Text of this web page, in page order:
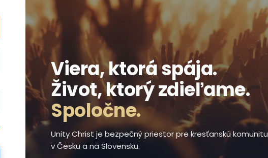
Viera, ktorá spája.
Život, ktorý zdieľame.
Spoločne.
Unity Christ je bezpečný priestor pre kresťanskú komunitu
v Česku a na Slovensku.